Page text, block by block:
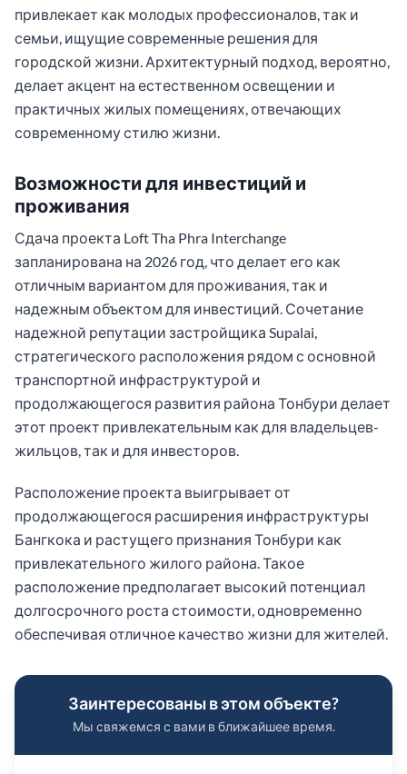
привлекает как молодых профессионалов, так и
семьи, ищущие современные решения для
городской жизни. Архитектурный подход, вероятно,
делает акцент на естественном освещении и
практичных жилых помещениях, отвечающих
современному стилю жизни.
Возможности для инвестиций и
проживания
Сдача проекта Loft Tha Phra Interchange
запланирована на 2026 год, что делает его как
отличным вариантом для проживания, так и
надежным объектом для инвестиций. Сочетание
надежной репутации застройщика Supalai,
стратегического расположения рядом с основной
транспортной инфраструктурой и
продолжающегося развития района Тонбури делает
этот проект привлекательным как для владельцев-
жильцов, так и для инвесторов.
Расположение проекта выигрывает от
продолжающегося расширения инфраструктуры
Бангкока и растущего признания Тонбури как
привлекательного жилого района. Такое
расположение предполагает высокий потенциал
долгосрочного роста стоимости, одновременно
обеспечивая отличное качество жизни для жителей.
Заинтересованы в этом объекте?
Мы свяжемся с вами в ближайшее время.